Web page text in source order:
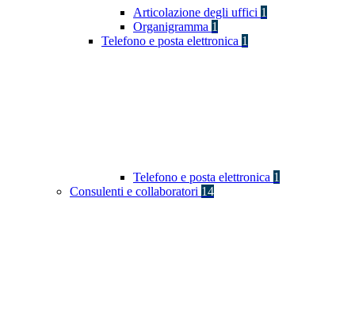
Articolazione degli uffici 1
Organigramma 1
Telefono e posta elettronica 1
Telefono e posta elettronica 1
Consulenti e collaboratori 14